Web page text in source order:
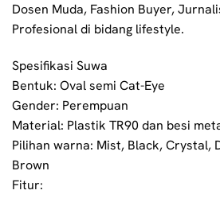
Dosen Muda, Fashion Buyer,
Profesional di bidang lifestyle.
Spesifikasi Suwa
Bentuk: Oval semi Cat-Eye
Gender: Perempuan
Material: Plastik TR90 dan besi
Pilihan warna: Mist, Black, Crystal,
Brown
Fitur: